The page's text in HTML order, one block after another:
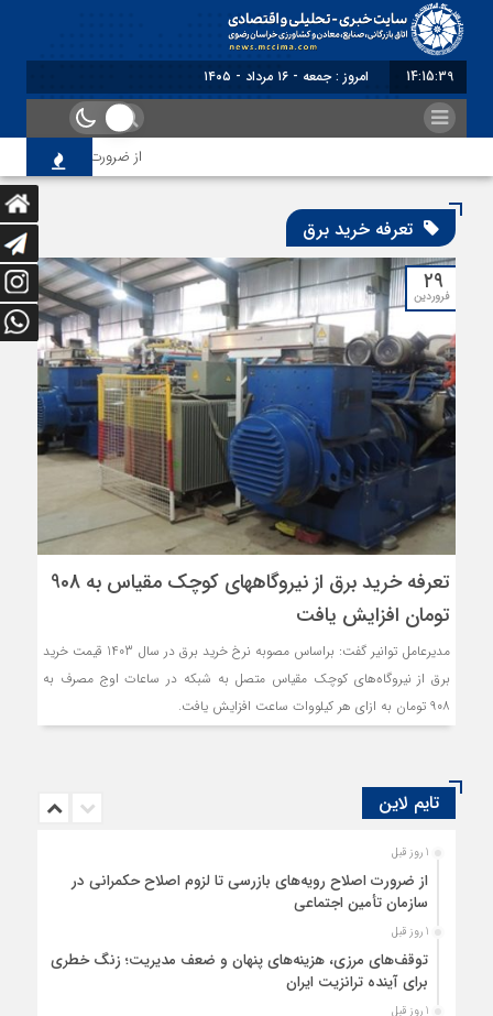
14:15:40 امروز : جمعه - ۱۶ مرداد - ۱۴۰۵
از ضرورت اصلاح
تعرفه خرید برق
۲۹
فروردین
تعرفه خرید برق از نیروگاههای کوچک مقیاس به 908
تومان افزایش یافت
مدیرعامل توانیر گفت: براساس مصوبه نرخ خرید برق در سال 1403 قیمت خرید
برق از نیروگاه‌های کوچک مقیاس متصل به شبکه در ساعات اوج مصرف به
٩٠٨ تومان به ازای هر کیلووات ساعت افزایش یافت.
تایم لاین
1 روز قبل
از ضرورت اصلاح رویه‌های بازرسی تا لزوم اصلاح حکمرانی در
سازمان تأمین اجتماعی
1 روز قبل
توقف‌های مرزی، هزینه‌های پنهان و ضعف مدیریت؛ زنگ خطری
برای آینده ترانزیت ایران
1 روز قبل